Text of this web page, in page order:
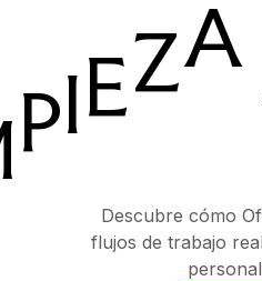
PIEZA
Descubre cómo
flujos de trabajo